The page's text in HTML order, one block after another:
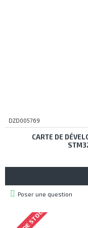
DZD005769
CARTE DE
Poser une question